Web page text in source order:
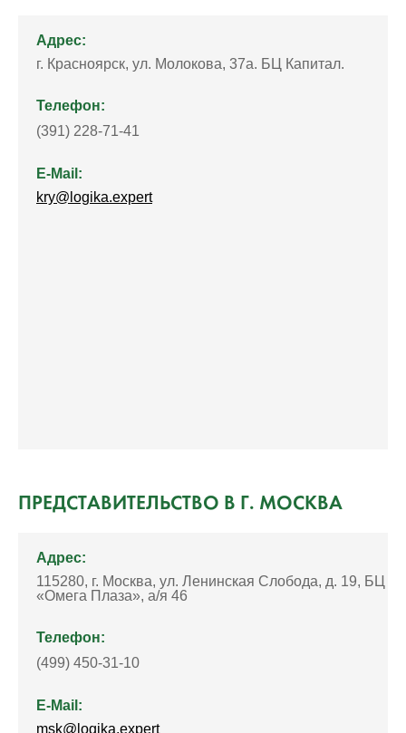
Адрес:
г. Красноярск, ул. Молокова, 37а. БЦ Капитал.
Телефон:
(391) 228-71-41
E-Mail:
kry@logika.expert
ПРЕДСТАВИТЕЛЬСТВО В Г. МОСКВА
Адрес:
115280, г. Москва, ул. Ленинская Слобода, д. 19, БЦ
«Омега Плаза», а/я 46
Телефон:
(499) 450-31-10
E-Mail:
msk@logika.expert